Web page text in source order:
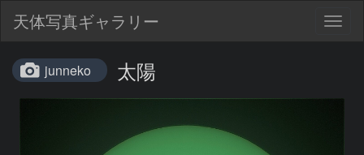
天体写真ギャラリー
junneko 太陽